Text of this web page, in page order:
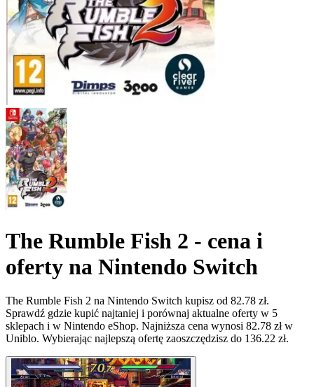
The Rumble Fish 2 - cena i
oferty na Nintendo Switch
The Rumble Fish 2 na Nintendo Switch kupisz od 82.78 zł.
Sprawdź gdzie kupić najtaniej i porównaj aktualne oferty w 5
sklepach i w Nintendo eShop. Najniższa cena wynosi 82.78 zł w
Uniblo. Wybierając najlepszą ofertę zaoszczędzisz do 136.22 zł.